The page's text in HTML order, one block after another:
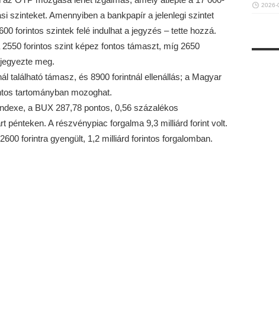
szinteket. Amennyiben a bankpapír a jelenlegi szintet
forintos szintek felé indulhat a jegyzés – tette hozzá.
forintos szint képez fontos támaszt, míg 2650
meg.
található támasz, és 8900 forintnál ellenállás; a Magyar
tartományban mozoghat.
a BUX 287,78 pontos, 0,56 százalékos
pénteken. A részvénypiac forgalma 9,3 milliárd forint volt.
forintra gyengült, 1,2 milliárd forintos forgalomban.
2026-